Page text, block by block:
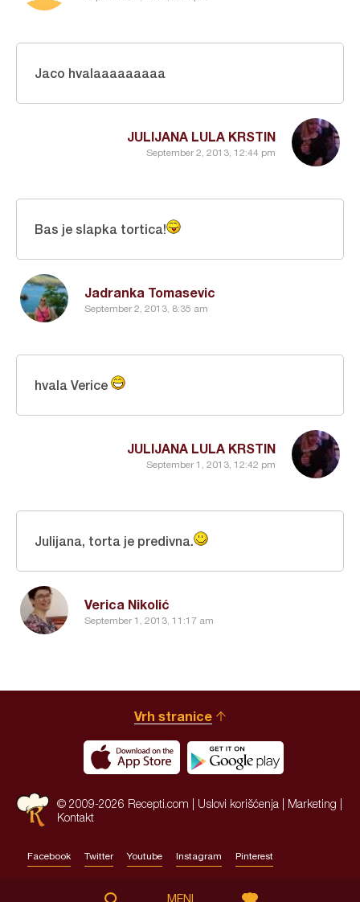
JULIJANA LULA KRSTIN
September 2, 2013, 12:44 pm
Jaco hvalaaaaaaaaa
Jadranka Tomasevic
September 2, 2013, 8:35 am
Bas je slapka tortica!
JULIJANA LULA KRSTIN
September 1, 2013, 12:42 pm
hvala Verice
Verica Nikolić
September 1, 2013, 11:17 am
Julijana, torta je predivna.
Vrh stranice
© 2009-2026 Recepti.com | Uslovi korišćenja Marketing
Kontakt
Facebook Twitter Youtube Instagram Pinterest